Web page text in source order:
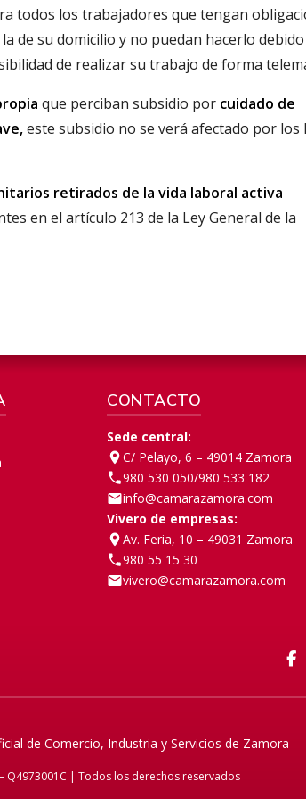
todos los trabajadores que tengan
de su domicilio y no puedan hacerlo
de realizar su trabajo de forma
que perciban subsidio por cuidado de
este subsidio no se verá afectado por los
retirados de la vida laboral activa
en el artículo 213 de la Ley General de la
CONTACTO
Sede central:
C/ Pelayo, 6 – 49014 Zamora
980 530 050/980 533 182
info@camarazamora.com
Vivero de empresas:
Av. Feria, 10 – 49031 Zamora
980 55 15 30
vivero@camarazamora.com
de Comercio, Industria y Servicios de Zamora
– Q4973001C | Todos los derechos reservados